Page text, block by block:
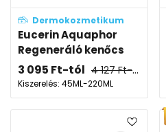
Dermokozmetikum
Eucerin Aquaphor
Regeneráló kenőcs
3 095 Ft-tól 4 127Ft-tól
Kiszerelés: 45ML-220ML